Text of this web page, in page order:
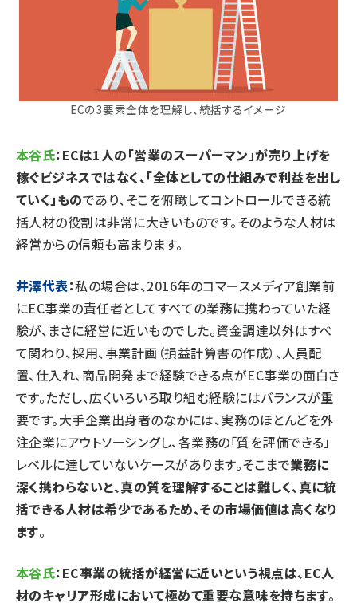
ECの3要素全体を理解し、統括するイメージ
本谷氏：ECは1人の「営業のスーパーマン」が売り上げを
稼ぐビジネスではなく、「全体としての仕組みで利益を出し
ていく」ものであり、そこを俯瞰してコントロールできる統
括人材の役割は非常に大きいものです。そのような人材は
経営からの信頼も高まります。
井澤代表：私の場合は、2016年のコマースメディア創業前
にEC事業の責任者としてすべての業務に携わっていた経
験が、まさに経営に近いものでした。資金調達以外はすべ
て関わり、採用、事業計画（損益計算書の作成）、人員配
置、仕入れ、商品開発まで経験できる点がEC事業の面白さ
です。ただし、広くいろいろ取り組む経験にはバランスが重
要です。大手企業出身者のなかには、実務のほとんどを外
注企業にアウトソーシングし、各業務の「質を評価できる」
レベルに達していないケースがあります。そこまで業務に
深く携わらないと、真の質を理解することは難しく、真に統
括できる人材は希少であるため、その市場価値は高くなり
ます。
本谷氏：EC事業の統括が経営に近いという視点は、EC人
材のキャリア形成において極めて重要な意味を持ちます。